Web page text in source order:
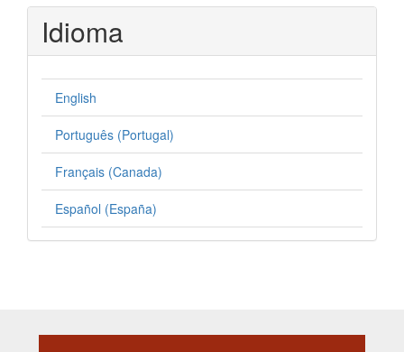
Idioma
English
Português (Portugal)
Français (Canada)
Español (España)